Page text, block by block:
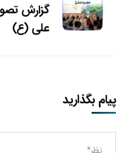
گزارش
علی (ع)
پیام بگذارید